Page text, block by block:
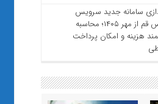
سامانه جدید سرویس
مدارس قم از مهر ۱۴۰۵؛ محاسبه
هزینه و امکان پرداخت